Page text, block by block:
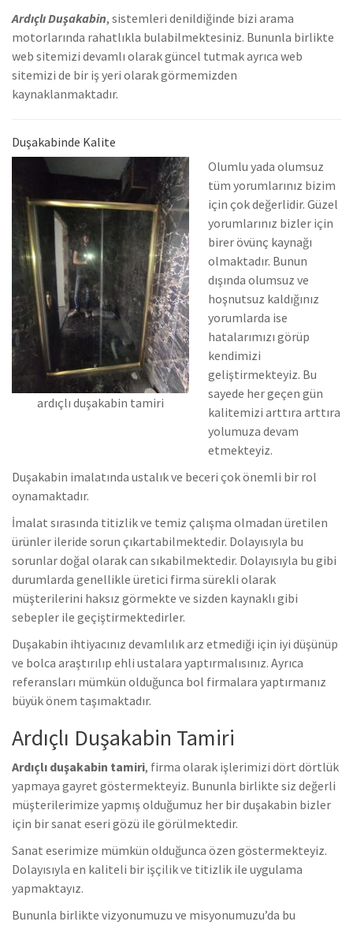
Ardıçlı Duşakabin, sistemleri denildiğinde bizi arama
motorlarında rahatlıkla bulabilmektesiniz. Bununla birlikte
web sitemizi devamlı olarak güncel tutmak ayrıca web
sitemizi de bir iş yeri olarak görmemizden
kaynaklanmaktadır.
Duşakabinde Kalite
ardıçlı duşakabin tamiri
Olumlu yada olumsuz
tüm yorumlarınız bizim
için çok değerlidir. Güzel
yorumlarınız bizler için
birer övünç kaynağı
olmaktadır. Bunun
dışında olumsuz ve
hoşnutsuz kaldığınız
yorumlarda ise
hatalarımızı görüp
kendimizi
geliştirmekteyiz. Bu
sayede her geçen gün
kalitemizi arttıra arttıra
yolumuza devam
etmekteyiz.
Duşakabin imalatında ustalık ve beceri çok önemli bir rol
oynamaktadır.
İmalat sırasında titizlik ve temiz çalışma olmadan üretilen
ürünler ileride sorun çıkartabilmektedir. Dolayısıyla bu
sorunlar doğal olarak can sıkabilmektedir. Dolayısıyla bu gibi
durumlarda genellikle üretici firma sürekli olarak
müşterilerini haksız görmekte ve sizden kaynaklı gibi
sebepler ile geçiştirmektedirler.
Duşakabin ihtiyacınız devamlılık arz etmediği için iyi düşünüp
ve bolca araştırılıp ehli ustalara yaptırmalısınız. Ayrıca
referansları mümkün olduğunca bol firmalara yaptırmanız
büyük önem taşımaktadır.
Ardıçlı Duşakabin Tamiri
Ardıçlı duşakabin tamiri, firma olarak işlerimizi dört dörtlük
yapmaya gayret göstermekteyiz. Bununla birlikte siz değerli
müşterilerimize yapmış olduğumuz her bir duşakabin bizler
için bir sanat eseri gözü ile görülmektedir.
Sanat eserimize mümkün olduğunca özen göstermekteyiz.
Dolayısıyla en kaliteli bir işçilik ve titizlik ile uygulama
yapmaktayız.
Bununla birlikte vizyonumuzu ve misyonumuzu’da bu